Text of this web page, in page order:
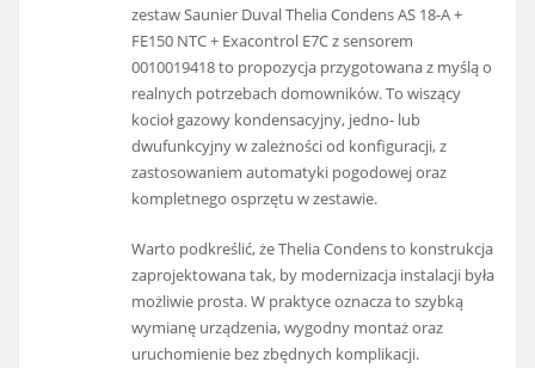
zestaw Saunier Duval Thelia Condens AS 18-A +
FE150 NTC + Exacontrol E7C z sensorem
0010019418 to propozycja przygotowana z myślą o
realnych potrzebach domowników. To wiszący
kocioł gazowy kondensacyjny, jedno- lub
dwufunkcyjny w zależności od konfiguracji, z
zastosowaniem automatyki pogodowej oraz
kompletnego osprzętu w zestawie.
Warto podkreślić, że Thelia Condens to konstrukcja
zaprojektowana tak, by modernizacja instalacji była
możliwie prosta. W praktyce oznacza to szybką
wymianę urządzenia, wygodny montaż oraz
uruchomienie bez zbędnych komplikacji.